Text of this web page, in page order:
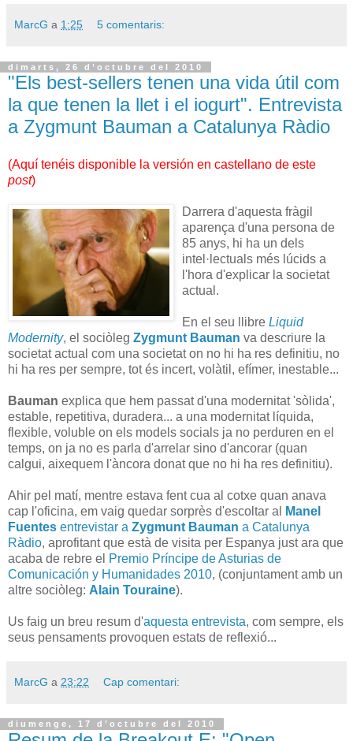
MarcG a 1:25 5 comentaris:
dimarts, 26 d’octubre del 2010
"Els best-sellers tenen una vida útil com
la que tenen la llet i el iogurt". Entrevista
a Zygmunt Bauman a Catalunya Ràdio
(Aquí tenéis disponible la versión en castellano de este
post)
Darrera d'aquesta fràgil
aparença d'una persona de
85 anys, hi ha un dels
intel·lectuals més lúcids a
l'hora d'explicar la societat
actual.
En el seu llibre Liquid
Modernity, el sociòleg Zygmunt Bauman va descriure la
societat actual com una societat on no hi ha res definitiu, no
hi ha res per sempre, tot és incert, volàtil, efímer, inestable...
Bauman explica que hem passat d'una modernitat 'sòlida',
estable, repetitiva, duradera... a una modernitat líquida,
flexible, voluble on els models socials ja no perduren en el
temps, on ja no es parla d'arrelar sino d'ancorar (quan
calgui, aixequem l'àncora donat que no hi ha res definitiu).
Ahir pel matí, mentre estava fent cua al cotxe quan anava
cap l'oficina, em vaig quedar sorprès d'escoltar al
Manel
Fuentes entrevistar a Zygmunt Bauman a Catalunya
Ràdio, aprofitant que està de visita per Espanya just ara que
acaba de rebre el Premio Príncipe de Asturias de
Comunicación y Humanidades 2010, (conjuntament amb un
altre sociòleg: Alain Touraine).
Us faig un breu resum d'aquesta entrevista, com sempre, els
seus pensaments provoquen estats de reflexió...
MarcG a 23:22 Cap comentari:
diumenge, 17 d’octubre del 2010